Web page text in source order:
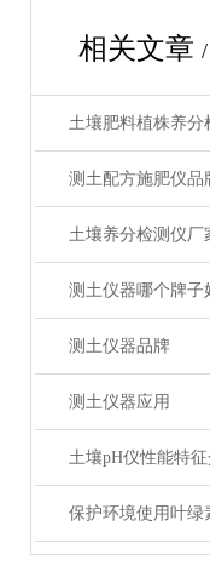
相关文章
测土配方施肥仪品
土壤养分检测仪厂
测土仪器哪个牌子
测土仪器品牌
测土仪器应用
土壤pH仪性能特
保护环境使用叶绿